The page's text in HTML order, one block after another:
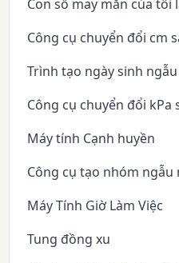
Con số may mắn của tôi
Công cụ chuyển đổi cm
Trình tạo ngày sinh
Công cụ chuyển đổi kPa
Máy tính Cạnh huyền
Công cụ tạo nhóm ngẫu
Máy Tính Giờ Làm Việc
Tung đồng xu